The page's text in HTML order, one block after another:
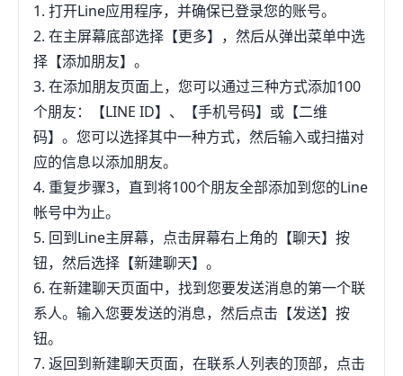
1. 打开Line应用程序，并确保已登录您的账号。
2. 在主屏幕底部选择【更多】，然后从弹出菜单中选
择【添加朋友】。
3. 在添加朋友页面上，您可以通过三种方式添加100
个朋友：【LINE ID】、【手机号码】或【二维
码】。您可以选择其中一种方式，然后输入或扫描对
应的信息以添加朋友。
4. 重复步骤3，直到将100个朋友全部添加到您的Line
帐号中为止。
5. 回到Line主屏幕，点击屏幕右上角的【聊天】按
钮，然后选择【新建聊天】。
6. 在新建聊天页面中，找到您要发送消息的第一个联
系人。输入您要发送的消息，然后点击【发送】按
钮。
7. 返回到新建聊天页面，在联系人列表的顶部，点击